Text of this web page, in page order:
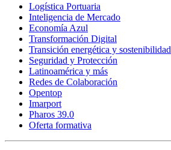
Logística Portuaria
Inteligencia de Mercado
Economía Azul
Transformación Digital
Transición energética y sostenibilidad
Seguridad y Protección
Latinoamérica y más
Redes de Colaboración
Opentop
Imarport
Pharos 39.0
Oferta formativa